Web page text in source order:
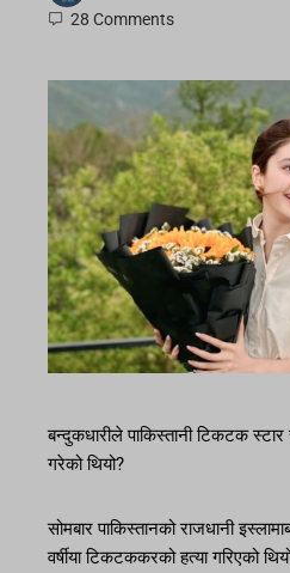
28 Comments
बन्दुकधारीले पाकिस्तानी टिकटक
गरेको थियो?
सोमबार पाकिस्तानको राजधानी
वर्षीया टिकटककरको हत्या गरिएको